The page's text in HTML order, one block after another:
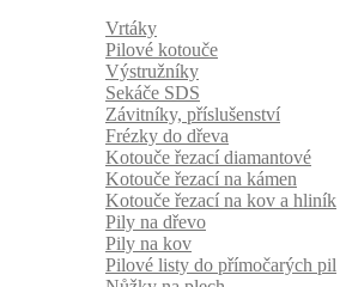
Vrtáky
Pilové kotouče
Výstružníky
Sekáče SDS
Závitníky, příslušenství
Frézky do dřeva
Kotouče řezací diamantové
Kotouče řezací na kámen
Kotouče řezací na kov a hliník
Pily na dřevo
Pily na kov
Pilové listy do přímočarých pil